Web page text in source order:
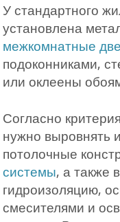
У стандартного
установлена
межкомнатные
подоконниками,
или оклеены
Согласно
нужно выровнять
потолочные
системы, а также
гидроизоляцию,
смесителями и